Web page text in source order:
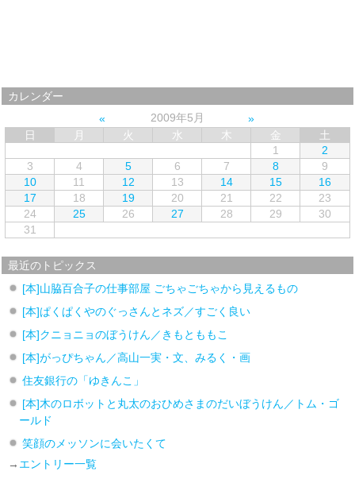
カレンダー
2009年5月
日
月 火 水 木 金
土
1
2
3
4 5 6 7 8
9
10
11 12 13 14 15
16
17
18 19 20 21 22
23
24
25 26 27 28 29
30
31
最近のトピックス
[本]山脇百合子の仕事部屋 ごちゃごちゃから見えるもの
[本]ぱくぱくやのぐっさんとネズ／すごく良い
[本]クニョニョのぼうけん／きもとももこ
[本]がっぴちゃん／高山一実・文、みるく・画
住友銀行の「ゆきんこ」
[本]木のロボットと丸太のおひめさまのだいぼうけん／トム・ゴ
ールド
笑顔のメッソンに会いたくて
→ エントリー一覧